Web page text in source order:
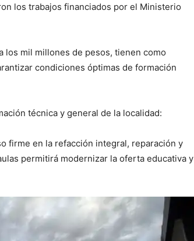
los trabajos financiados por el Ministerio
los mil millones de pesos, tienen como
condiciones óptimas de formación
técnica y general de la localidad:⁣
firme en la refacción integral, reparación y
permitirá modernizar la oferta educativa y